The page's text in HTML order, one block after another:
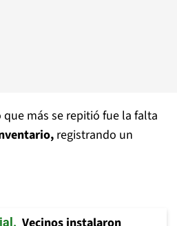
más se repitió fue la falta
registrando un